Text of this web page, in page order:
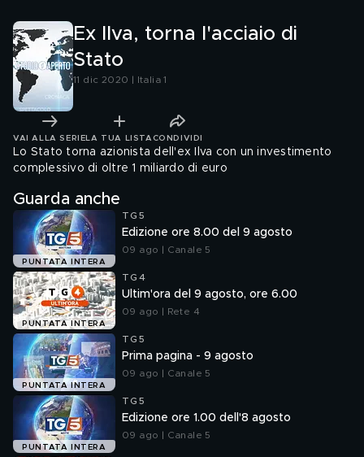
Ex Ilva, torna l'acciaio di
Stato
11 dic 2020 | Italia 1
VAI ALLA SERIE LA TUA LISTA CONDIVIDI
Lo Stato torna azionista dell'ex Ilva con un investimento
complessivo di oltre 1 miliardo di euro
Guarda anche
PUNTATA INTERA
TG5
Edizione ore 8.00 del 9 agosto
09 ago | Canale 5
PUNTATA INTERA
TG4
Ultim'ora del 9 agosto, ore 6.00
09 ago | Rete 4
PUNTATA INTERA
TG5
Prima pagina - 9 agosto
09 ago | Canale 5
PUNTATA INTERA
TG5
Edizione ore 1.00 dell'8 agosto
09 ago | Canale 5